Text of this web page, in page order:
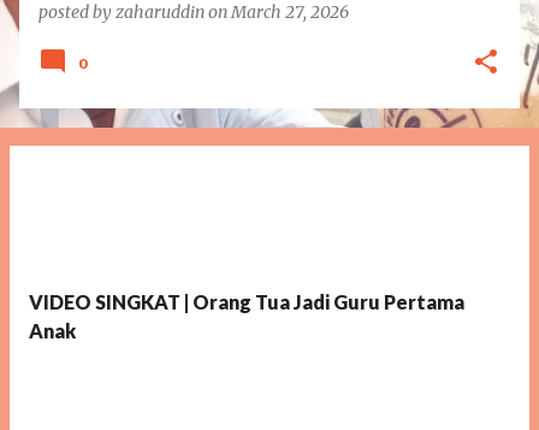
posted byzaharuddinonMarch 27, 2026
0
VIDEO SINGKAT | Orang Tua Jadi Guru Pertama
Anak